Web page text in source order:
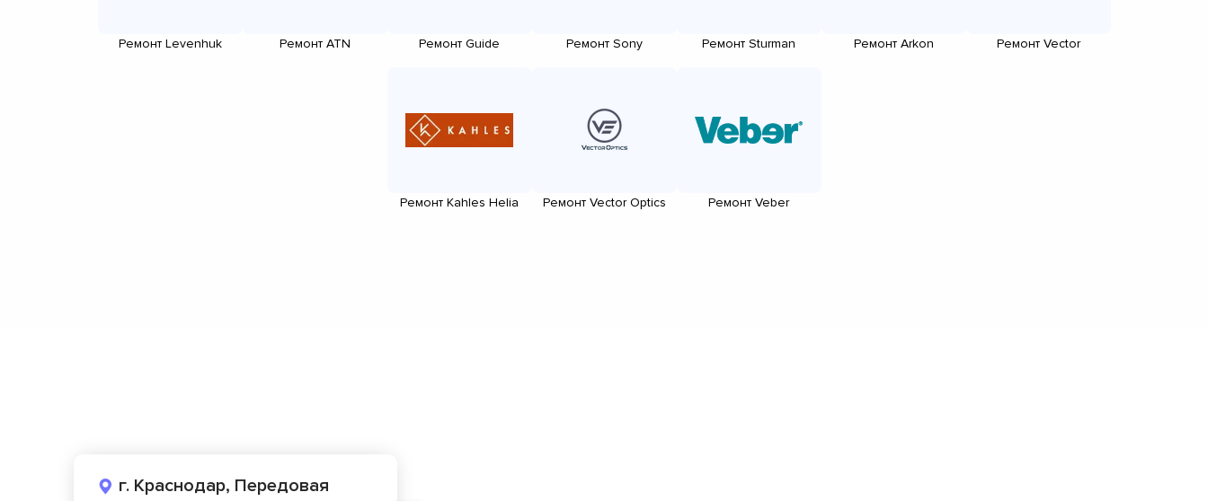
Ремонт Levenhuk Ремонт ATN Ремонт Guide Ремонт Sony Ремонт Sturman Ремонт Arkon Ремонт Vector
Ремонт Kahles Helia Ремонт Vector Optics Ремонт Veber
г. Краснодар, Передовая